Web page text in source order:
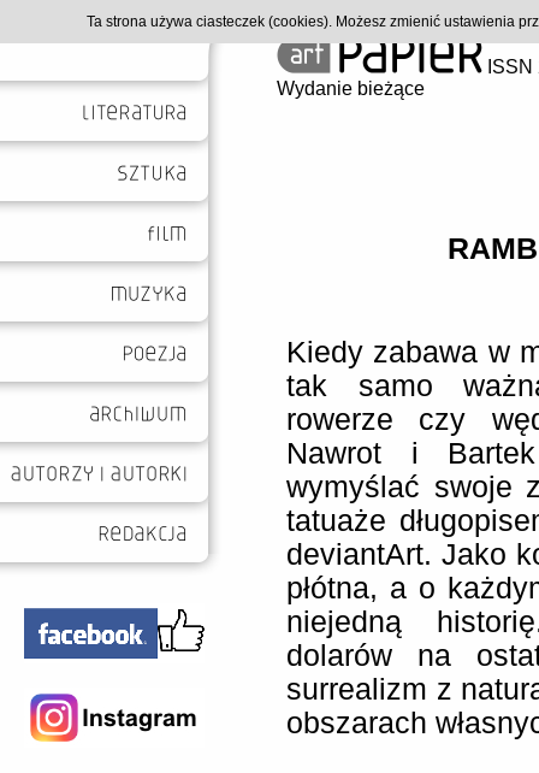
Wydanie bieżące
Kiedy zabawa w
tak samo
rowerze czy
Nawrot i
wymyślać swoje
tatuaże
deviantArt. Jako
płótna, a o
niejedną
dolarów na
surrealizm z
obszarach
Ta strona używa ciasteczek (cookies). Możesz zmienić ustawienia